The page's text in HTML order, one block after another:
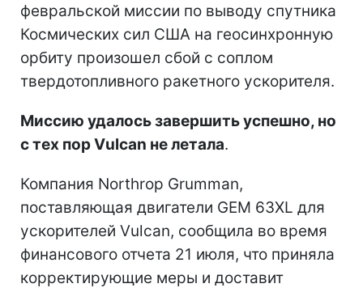
февральской миссии по выводу спутника
Космических сил США на геосинхронную
орбиту произошел сбой с соплом
твердотопливного ракетного ускорителя.
Миссию удалось завершить успешно, но
с тех пор Vulcan не летала.
Компания Northrop Grumman,
поставляющая двигатели GEM 63XL для
ускорителей Vulcan, сообщила во время
финансового отчета 21 июля, что приняла
корректирующие меры и доставит